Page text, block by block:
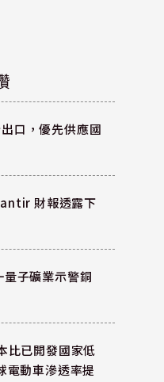
口，優先供應國
財報透露下
子礦業示警銅
比已開發國家低
電動車滲透率提